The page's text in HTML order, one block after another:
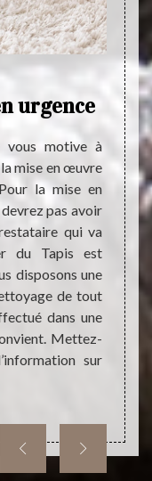
urgence
vous motive à
mise en œuvre
la mise en
pas avoir
qui va
du Tapis est
disposons une
de tout
dans une
Mettez-
sur
Le
de la
un